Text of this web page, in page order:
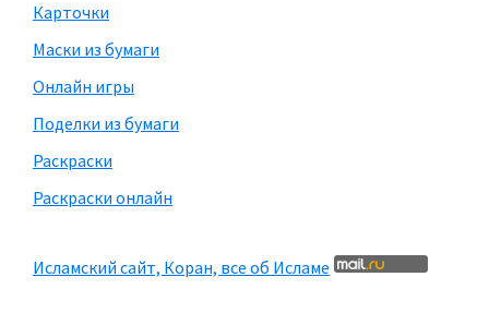
Карточки
Маски из бумаги
Онлайн игры
Поделки из бумаги
Раскраски
Раскраски онлайн
Исламский сайт, Коран, все об Исламе